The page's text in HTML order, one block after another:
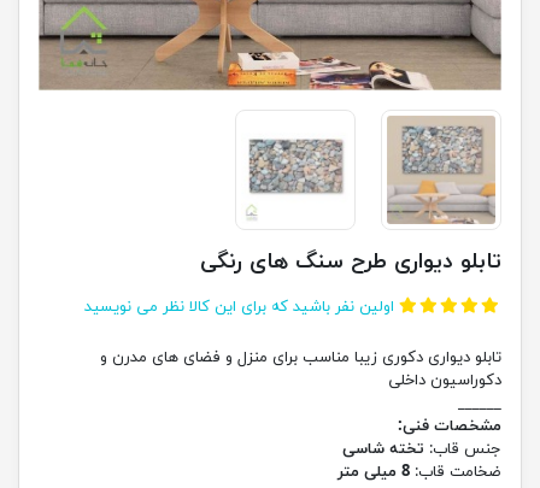
تابلو دیواری طرح سنگ های رنگی
اولین نفر باشید که برای این کالا نظر می نویسید
تابلو دیواری دکوری زیبا مناسب برای منزل و فضای های مدرن و
دکوراسیون داخلی
______
مشخصات فنی:
جنس قاب: تخته شاسی
ضخامت قاب: 8 میلی متر